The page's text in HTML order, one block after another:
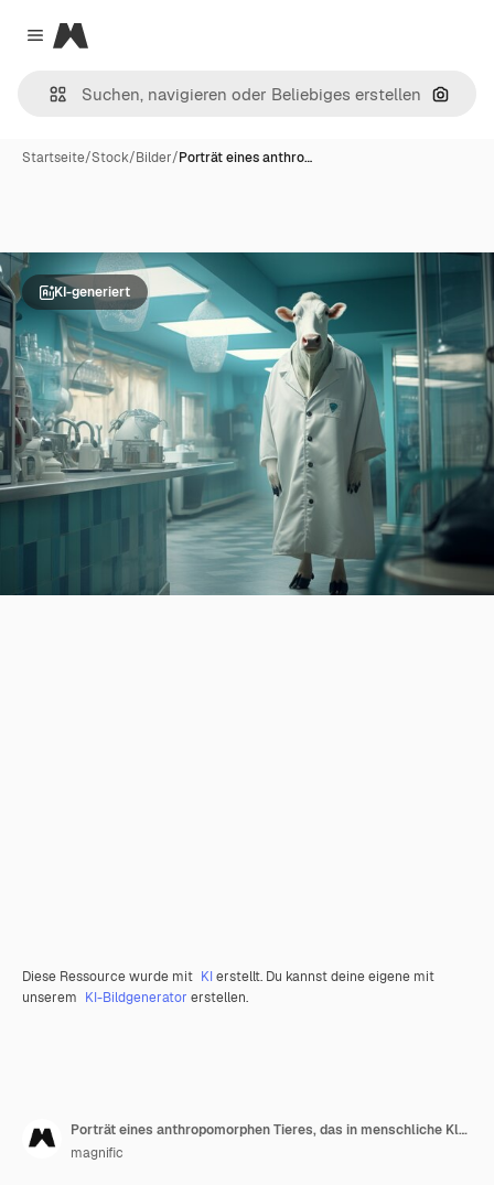
Close menu
Magnific
Nach
Startseite/Stock/Bilder/Porträt eines anthro…
KI-generiert
Diese Ressource wurde mit KIerstellt. Du kannst deine eigene mit
unserem KI-Bildgenerator erstellen.
Porträt eines anthropomorphen Tieres, das in menschliche Kleidung gekleidet ist
magnific